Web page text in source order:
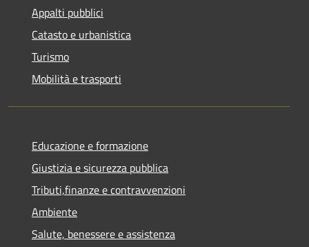
Appalti pubblici
Catasto e urbanistica
Turismo
Mobilità e trasporti
Educazione e formazione
Giustizia e sicurezza pubblica
Tributi,finanze e contravvenzioni
Ambiente
Salute, benessere e assistenza